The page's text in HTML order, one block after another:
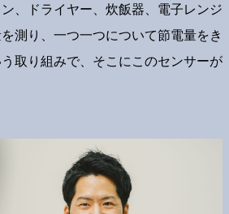
、ドライヤー、炊飯器、電子レンジ
測り、一つ一つについて節電量をき
取り組みで、そこにこのセンサーが